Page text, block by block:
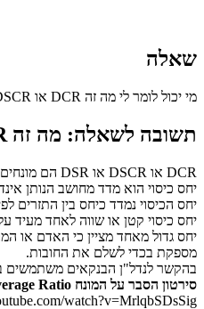
שאלה
מי יכול לומר לי מה זה DCR או DSCR או DSR? אני יודע שזה קשור לתחום של נדל"ן אבל, אני לא יודע מה זה.
תשובה לשאלה: מה זה DCR או DSCR או DSR? קשור לתחום הנדלן
DCR או DSCR או DSR הם מונחים מקוצרים עבור הביטוי Debt Service Coverage Ratio שנקרא בעברית יחס כיסוי.
יחס כיסוי הוא מדד מחושב הנותן
יחס הכיסוי נמדד כיחס בין התזרים
יחס כיסוי קטן או שווה לאחד
יחס גדול מאחד מציין כי האדם או
מספקת בכדי לשלם את החובות.
בהקשר לנדל"ן הבנקאים משתמשים
סירטון הסבר על המונח Debt Service Coverage Ratio
watch?v=MrlqbSDsSig